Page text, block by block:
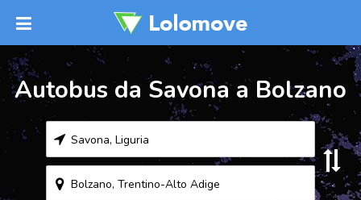
Autobus da Savona a Bolzano